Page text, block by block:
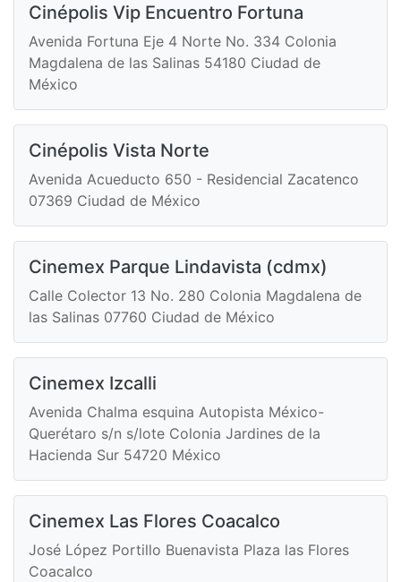
Cinépolis Vip Encuentro Fortuna
Avenida Fortuna Eje 4 Norte No. 334 Colonia
Magdalena de las Salinas 54180 Ciudad de
México
Cinépolis Vista Norte
Avenida Acueducto 650 - Residencial Zacatenco
07369 Ciudad de México
Cinemex Parque Lindavista (cdmx)
Calle Colector 13 No. 280 Colonia Magdalena de
las Salinas 07760 Ciudad de México
Cinemex Izcalli
Avenida Chalma esquina Autopista México-
Querétaro s/n s/lote Colonia Jardines de la
Hacienda Sur 54720 México
Cinemex Las Flores Coacalco
José López Portillo Buenavista Plaza las Flores
Coacalco